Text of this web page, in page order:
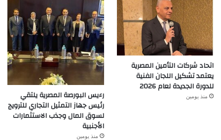
اتحاد شركات التأمين المصرية
يعتمد تشكيل اللجان الفنية
للدورة الجديدة لعام 2026
منذ يومين
رءيس البورصة المصرية يلتقي
رئيس جهاز التمثيل التجاري للترويج
لسوق المال وجذب الاستثمارات
الأجنبية
منذ يومين